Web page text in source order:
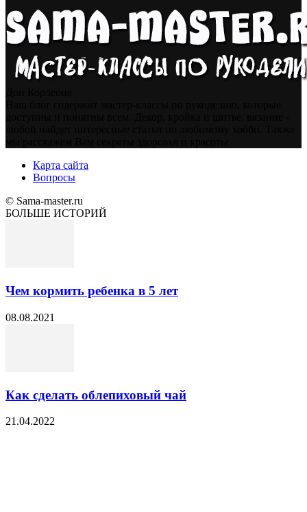
Карта сайта
Вопросы
© Sama-master.ru
БОЛЬШЕ ИСТОРИЙ
Чем кормить ребенка в 5 лет
08.08.2021
Как сделать облепиховый чай
21.04.2022